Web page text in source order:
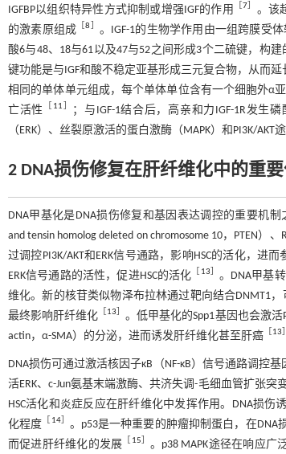
IGFBP以组织特异性方式抑制或增强IGF的作用
［7］ 。该
的激素原组成 ［8］ 。IGF-1的生物学作用由一组跨膜受
酸6与48、18与61以及47与52之间形成3个二硫键，构
键功能是与IGF和酸不稳定亚基形成三元复合物，从而延
相同的单体单元组成，每个单体单位含有一个细胞外α
亡活性
［ 11］
；与IGF-1结合后，高亲和力IGF-1R发
（ERK）、丝裂原激活的蛋白激酶（MAPK）和PI3K/
2 DNA损伤修复在肝纤维化中的重要
DNA甲基化是DNA损伤修复和基因表达调控的重要机
and tensin homolog deleted on chromosome 10，PTEN
过调控PI3K/AKT和ERK信号通路，影响HSC的活化，进
ERK信号通路的活性，促进HSC的活化 ［ 13］ 。DNA甲基
维化。新的核苷类似物泽布拉林通过靶向结合DNMT1，
最终影响肝纤维化 ［13］ 。低甲基化的Spp1基因也会激
actin，α-SMA）的分泌，进而诱发肝纤维化甚至肝癌 ［13］
DNA损伤可通过激活核因子κB（NF-κB）信号通路调控
活ERK、c-Jun氨基末端激酶、共济失调-毛细血管扩张突
HSC活化和炎症反应在肝纤维化中发挥作用。DNA损伤
化程度 ［ 14］ 。p53是一种重要的肿瘤抑制蛋白，在DNA
而促进肝纤维化的发展 ［ 15］ 。p38 MAPK途径在响应广